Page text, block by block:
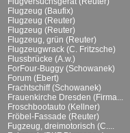
Flugzeug (Baufix)
Flugzeug (Reuter)
Flugzeug (Reuter)
Flugzeug, grün (Reuter)
Flugzeugwrack (C. Fritzsche)
Flussbrücke (A.w.)
ForFour-Buggy (Schowanek)
Forum (Ebert)
Frachtschiff (Schowanek)
Frauenkirche Dresden (Firma...
Froschbootauto (Kellner)
Fröbel-Fassade (Reuter)
Fugzeug, dreimotorisch (C....